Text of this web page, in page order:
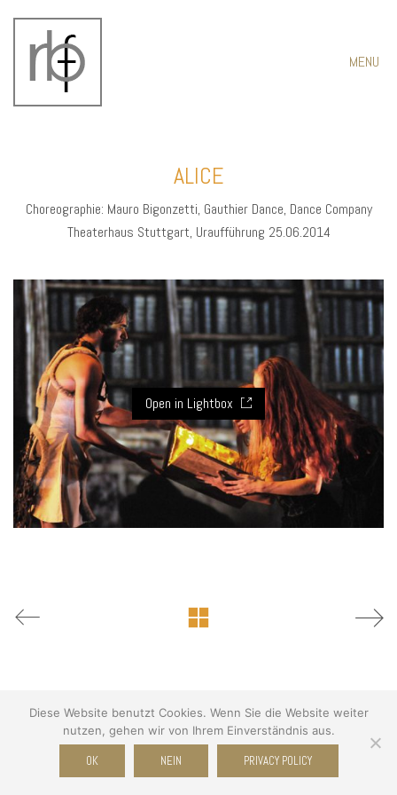
MENU
ALICE
Choreographie: Mauro Bigonzetti, Gauthier Dance, Dance Company
Theaterhaus Stuttgart, Uraufführung 25.06.2014
Open in Lightbox
© Copyright 2026 WWW.RB-FOTOGRAFIE.DE . All Rights Reserved.
Diese Website benutzt Cookies. Wenn Sie die Website weiter
nutzen, gehen wir von Ihrem Einverständnis aus.
OK NEIN PRIVACY POLICY